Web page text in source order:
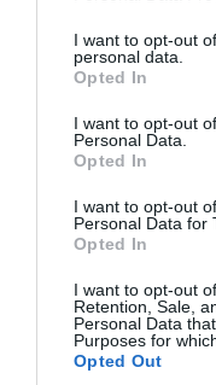
not limited to your visit
grant or deny consent
use your data for
consent section.
I want to opt-out
personal data.
Opted In
I want to opt-out
Personal Data.
Opted In
I want to opt-out
Personal Data for
Opted In
I want to opt-out
Retention, Sale,
Personal Data
Purposes for
Opted Out
του Ορμούζ –
αποχώρηση